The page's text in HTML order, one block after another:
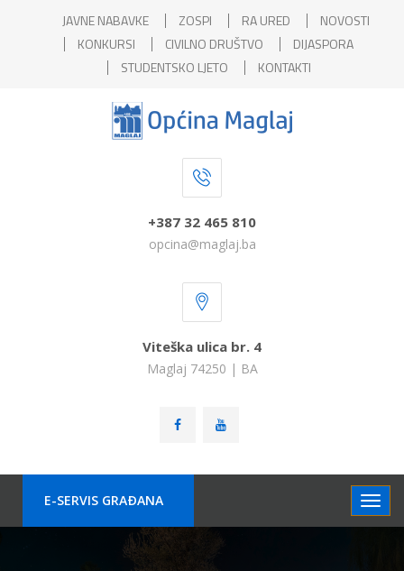
JAVNE NABAVKE ZOSPI RA URED
NOVOSTI
KONKURSI
CIVILNO DRUŠTVO
DIJASPORA
STUDENTSKO LJETO
KONTAKTI
+387 32 465 810
opcina@maglaj.ba
Viteška ulica br. 4
Maglaj 74250 | BA
E-SERVIS GRAÐANA